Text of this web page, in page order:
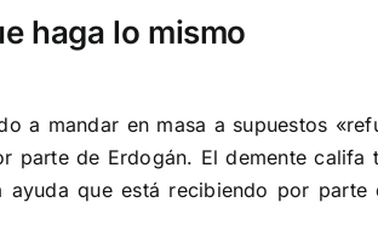
haga lo mismo
a mandar en masa a supuestos
de Erdogán. El demente
que está recibiendo por